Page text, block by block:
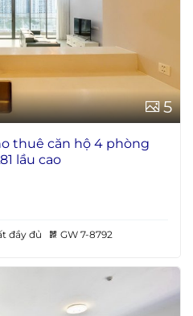
5
thuê căn hộ 4 phòng
lầu cao
đầy đủ GW 7-8792